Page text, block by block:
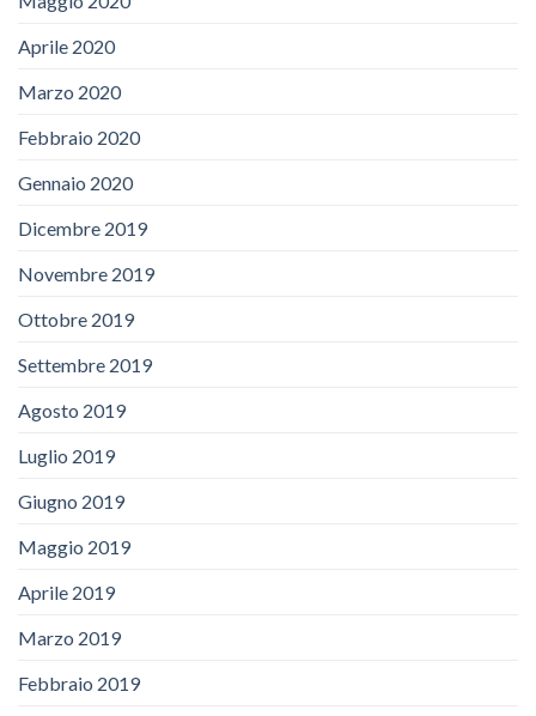
Aprile 2020
Marzo 2020
Febbraio 2020
Gennaio 2020
Dicembre 2019
Novembre 2019
Ottobre 2019
Settembre 2019
Agosto 2019
Luglio 2019
Giugno 2019
Maggio 2019
Aprile 2019
Marzo 2019
Febbraio 2019